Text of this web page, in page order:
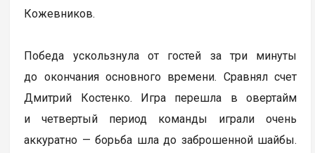
Кожевников.
Победа ускользнула от гостей за три минуты
до окончания основного времени. Сравнял счет
Дмитрий Костенко. Игра перешла в овертайм
и четвертый период команды играли очень
аккуратно — борьба шла до заброшенной шайбы.